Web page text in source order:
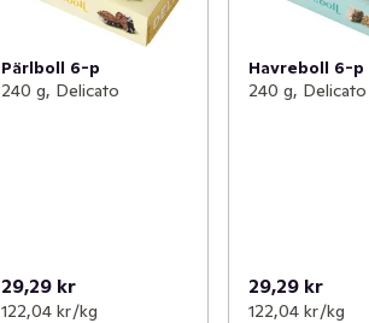
Pärlboll 6-p
240 g, Delicato
29,29 kr
122,04 kr /kg
Havreboll 6-p
240 g, Delicato
29,29 kr
122,04 kr /kg